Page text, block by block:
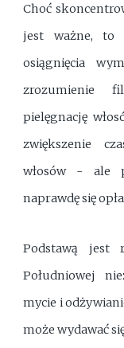
Choć
jest ważne, to
osiągnięcia
zrozumienie
pielęgnację
zwiększenie
włosów - ale
naprawdę się
Podstawą jest
Południowej
mycie i
może wydawać